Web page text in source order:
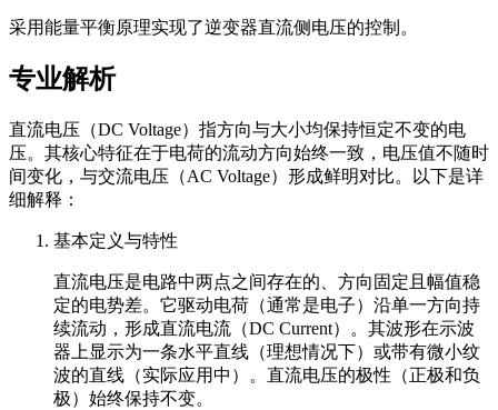
采用能量平衡原理实现了逆变器直流侧电压的控制。
专业解析
直流电压（DC Voltage）指方向与大小均保持恒定不变的电
压。其核心特征在于电荷的流动方向始终一致，电压值不随时
间变化，与交流电压（AC Voltage）形成鲜明对比。以下是详
细解释：
基本定义与特性
直流电压是电路中两点之间存在的、方向固定且幅值稳
定的电势差。它驱动电荷（通常是电子）沿单一方向持
续流动，形成直流电流（DC Current）。其波形在示波
器上显示为一条水平直线（理想情况下）或带有微小纹
波的直线（实际应用中）。直流电压的极性（正极和负
极）始终保持不变。